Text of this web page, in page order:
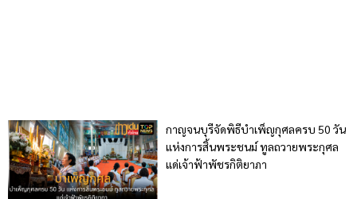
กาญจนบุรีจัดพิธีบำเพ็ญกุศลครบ 50 วัน
แห่งการสิ้นพระชนม์ ทูลถวายพระกุศล
แด่เจ้าฟ้าพัชรกิติยาภา